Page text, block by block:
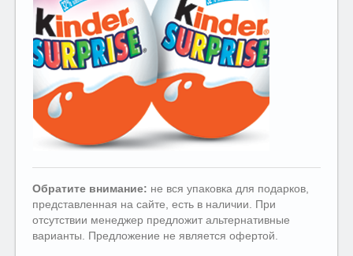
Обратите внимание: не вся упаковка для подарков,
представленная на сайте, есть в наличии. При
отсутствии менеджер предложит альтернативные
варианты. Предложение не является офертой.